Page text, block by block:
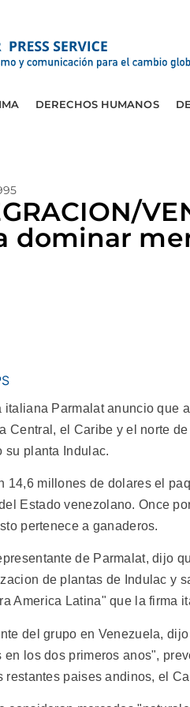
DERECHOS HUMANOS
dominar
italiana Parmalat anuncio que
Central, el Caribe y el norte
su planta Indulac.
14,6 millones de dolares el
Estado venezolano. Once
pertenece a ganaderos.
de Parmalat, dijo
de plantas de Indulac y
America Latina" que la firma
del grupo en Venezuela,
en los dos primeros anos",
restantes paises andinos, el